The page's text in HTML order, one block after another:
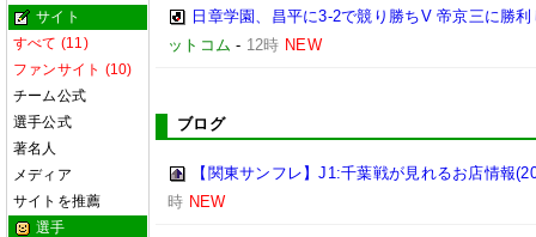
サイト
すべて (11)
ファンサイト (10)
チーム公式
選手公式
著名人
メディア
サイトを推薦
選手
日章学園、昌平に3-2で競り勝ちV 帝京三に勝
ットコム - 12時 NEW
ブログ
【関東サンフレ】J1:千葉戦が見れるお店情報
時 NEW